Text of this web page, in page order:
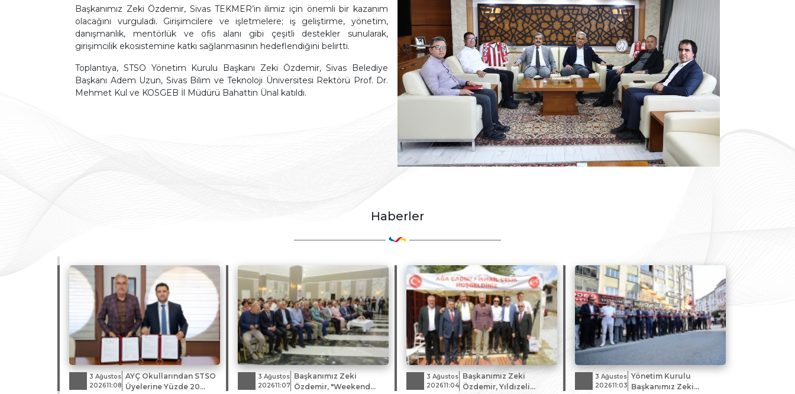
Şikayet Şeması
TOBB Uyum Faydalı Linkler
Yurtdışı
Pazarlama
Faaliyetleri
Kurumsal Kimlik
Kılavuzu
Başkanımız Zeki Özdemir, Sivas TEKMER’in ilimiz için önemli bir kazanım
olacağını vurguladı. Girişimcilere ve işletmelere; iş geliştirme, yönetim,
danışmanlık, mentörlük ve ofis alanı gibi çeşitli destekler sunularak,
girişimcilik ekosistemine katkı sağlanmasının hedeflendiğini belirtti.
Toplantıya, STSO Yönetim Kurulu Başkanı Zeki Özdemir, Sivas Belediye
Başkanı Adem Uzun, Sivas Bilim ve Teknoloji Üniversitesi Rektörü Prof. Dr.
Mehmet Kul ve KOSGEB İl Müdürü Bahattin Ünal katıldı.
Haberler
3 Ağustos
202611:08
AYÇ Okullarından STSO
Üyelerine Yüzde 20
3 Ağustos
202611:07
Başkanımız Zeki
Özdemir, "Weekend
3 Ağustos
202611:04
Başkanımız Zeki
Özdemir, Yıldızeli
3 Ağustos
202611:03
Yönetim Kurulu
Başkanımız Zeki